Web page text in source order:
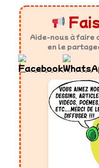
Aide-nous à faire
en le